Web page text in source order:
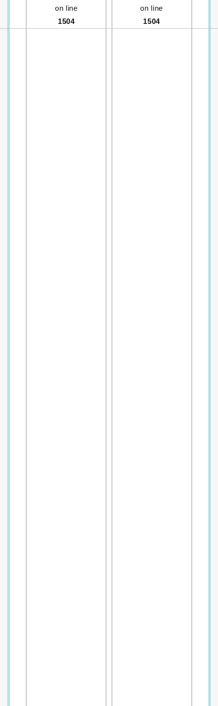
on line
1504
on line
1504